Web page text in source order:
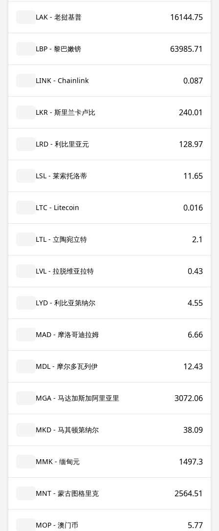
LAK - 老挝基普 16144.75
LBP - 黎巴嫩镑 63985.71
LINK - Chainlink 0.087
LKR - 斯里兰卡卢比 240.01
LRD - 利比里亚元 128.97
LSL - 莱索托洛蒂 11.65
LTC - Litecoin 0.016
LTL - 立陶宛立特 2.1
LVL - 拉脱维亚拉特 0.43
LYD - 利比亚第纳尔 4.55
MAD - 摩洛哥迪拉姆 6.66
MDL - 摩尔多瓦列伊 12.43
MGA - 马达加斯加阿里亚里 3072.06
MKD - 马其顿第纳尔 38.09
MMK - 缅甸元 1497.3
MNT - 蒙古图格里克 2564.51
MOP - 澳门币 5.77